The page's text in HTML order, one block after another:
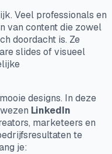
Veel professionals en
van content die zowel
doordacht is. Ze
slides of visueel
designs. In deze
LinkedIn
marketeers en
te
je: